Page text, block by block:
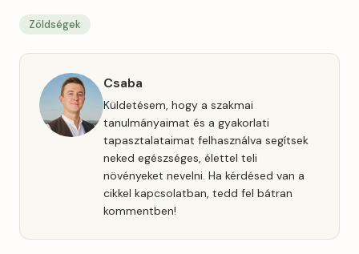
Zöldségek
Csaba
Küldetésem, hogy a szakmai
tanulmányaimat és a gyakorlati
tapasztalataimat felhasználva segítsek
neked egészséges, élettel teli
növényeket nevelni. Ha kérdésed van a
cikkel kapcsolatban, tedd fel bátran
kommentben!